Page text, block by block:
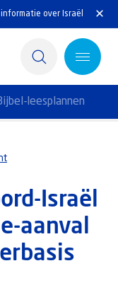
over Israël
leesplannen
Israël
aanval